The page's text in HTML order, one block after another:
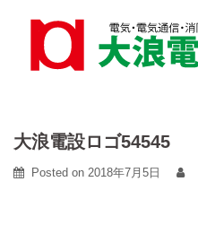
content
大浪電設ロゴ54545
Posted on 2018年7月5日